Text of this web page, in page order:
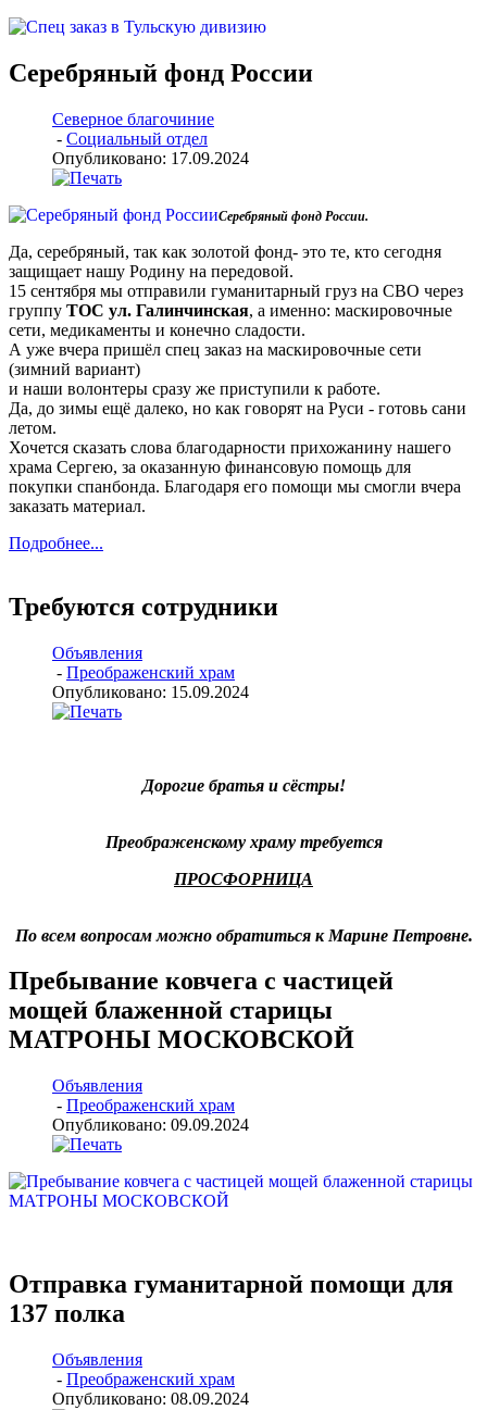
Серебряный фонд России
Северное благочиние
- Социальный отдел
Опубликовано: 17.09.2024
Серебряный фонд России.
Да, серебряный, так как золотой фонд- это те, кто сегодня
защищает нашу Родину на передовой.
15 сентября мы отправили гуманитарный груз на СВО через
группу ТОС ул. Галинчинская, а именно: маскировочные
сети, медикаменты и конечно сладости.
А уже вчера пришёл спец заказ на маскировочные сети
(зимний вариант)
и наши волонтеры сразу же приступили к работе.
Да, до зимы ещё далеко, но как говорят на Руси - готовь сани
летом.
Хочется сказать слова благодарности прихожанину нашего
храма Сергею, за оказанную финансовую помощь для
покупки спанбонда. Благодаря его помощи мы смогли вчера
заказать материал.
Подробнее...
Требуются сотрудники
Объявления
- Преображенский храм
Опубликовано: 15.09.2024
Дорогие братья и сёстры!
Преображенскому храму требуется
ПРОСФОРНИЦА
По всем вопросам можно обратиться к Марине Петровне.
Пребывание ковчега с частицей
мощей блаженной старицы
МАТРОНЫ МОСКОВСКОЙ
Объявления
- Преображенский храм
Опубликовано: 09.09.2024
Отправка гуманитарной помощи для
137 полка
Объявления
- Преображенский храм
Опубликовано: 08.09.2024